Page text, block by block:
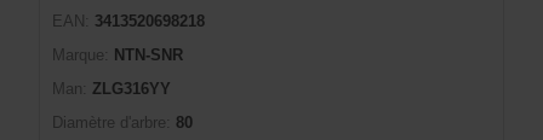
EAN:
3413520698218
Marque:
NTN-SNR
Man: ZLG316YY
Diamètre d'arbre:
80